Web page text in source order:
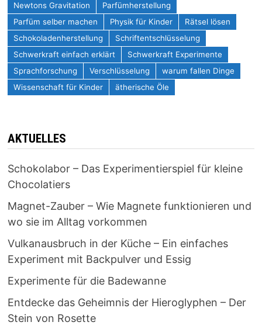
Newtons Gravitation
Parfümherstellung
Parfüm selber machen
Physik für Kinder
Rätsel lösen
Schokoladenherstellung
Schriftentschlüsselung
Schwerkraft einfach erklärt
Schwerkraft Experimente
Sprachforschung
Verschlüsselung
warum fallen Dinge
Wissenschaft für Kinder
ätherische Öle
AKTUELLES
Schokolabor – Das Experimentierspiel für kleine
Chocolatiers
Magnet-Zauber – Wie Magnete funktionieren und
wo sie im Alltag vorkommen
Vulkanausbruch in der Küche – Ein einfaches
Experiment mit Backpulver und Essig
Experimente für die Badewanne
Entdecke das Geheimnis der Hieroglyphen – Der
Stein von Rosette